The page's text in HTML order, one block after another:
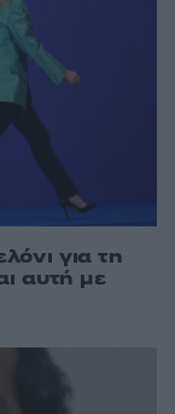
για τη
αυτή με